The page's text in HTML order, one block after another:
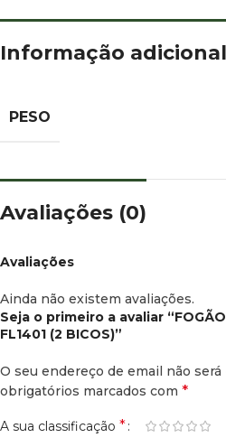
Informação adicional
PESO
Avaliações (0)
Avaliações
Ainda não existem avaliações.
Seja o primeiro a avaliar
FL1401 (2 BICOS)”
O seu endereço de email não será
obrigatórios marcados com *
A sua classificação *